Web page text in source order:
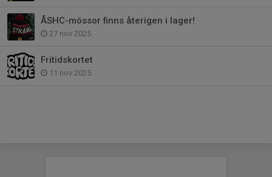
ÅSHC-mössor finns återigen i lager!
27 nov 2025
Fritidskortet
11 nov 2025